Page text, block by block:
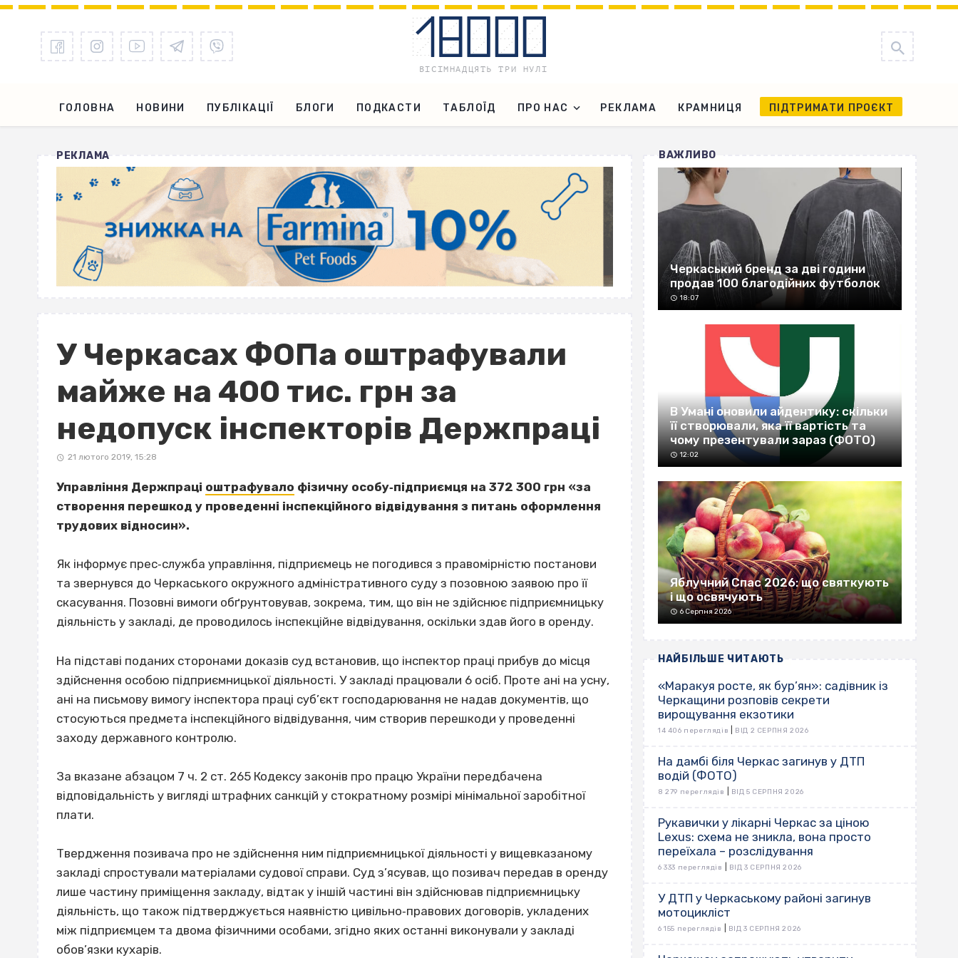
ГОЛОВНА НОВИНИ ПУБЛІКАЦІЇ БЛОГИ ПОДКАСТИ ТАБЛОЇД ПРО НАС РЕКЛАМА КРАМНИЦЯ ПІДТРИМАТИ ПРОЄКТ
РЕКЛАМА
У Черкасах ФОПа оштрафували
майже на 400 тис. грн за
недопуск інспекторів Держпраці
21 лютого 2019, 15:28
Управління Держпраці оштрафувало фізичну особу‐підприємця на 372 300 грн «за
створення перешкод у проведенні інспекційного відвідування з питань оформлення
трудових відносин».
Як інформує прес‐служба управління, підприємець не погодився з правомірністю постанови
та звернувся до Черкаського окружного адміністративного суду з позовною заявою про її
скасування. Позовні вимоги обґрунтовував, зокрема, тим, що він не здійснює підприємницьку
діяльність у закладі, де проводилось інспекційне відвідування, оскільки здав його в оренду.
На підставі поданих сторонами доказів суд встановив, що інспектор праці прибув до місця
здійснення особою підприємницької діяльності. У закладі працювали 6 осіб. Проте ані на усну,
ані на письмову вимогу інспектора праці суб’єкт господарювання не надав документів, що
стосуються предмета інспекційного відвідування, чим створив перешкоди у проведенні
заходу державного контролю.
За вказане абзацом 7 ч. 2 ст. 265 Кодексу законів про працю України передбачена
відповідальність у вигляді штрафних санкцій у стократному розмірі мінімальної заробітної
плати.
Твердження позивача про не здійснення ним підприємницької діяльності у вищевказаному
закладі спростували матеріалами судової справи. Суд з’ясував, що позивач передав в оренду
лише частину приміщення закладу, відтак у іншій частині він здійснював підприємницьку
діяльність, що також підтверджується наявністю цивільно‐правових договорів, укладених
між підприємцем та двома фізичними особами, згідно яких останні виконували у закладі
обов’язки кухарів.
ВАЖЛИВО
Черкаський бренд за дві години
продав 100 благодійних футболок
18:07
В Умані оновили айдентику: скільки
її створювали, яка її вартість та
чому презентували зараз (ФОТО)
12:02
Яблучний Спас 2026: що святкують
і що освячують
6 Серпня 2026
НАЙБІЛЬШЕ ЧИТАЮТЬ
«Маракуя росте, як бур’ян»: садівник із
Черкащини розповів секрети
вирощування екзотики
14 406 переглядів ВІД 2 СЕРПНЯ 2026
На дамбі біля Черкас загинув у ДТП
водій (ФОТО)
8 279 переглядів ВІД 5 СЕРПНЯ 2026
Рукавички у лікарні Черкас за ціною
Lexus: схема не зникла, вона просто
переїхала – розслідування
6 333 переглядів ВІД 3 СЕРПНЯ 2026
У ДТП у Черкаському районі загинув
мотоцикліст
6 155 переглядів ВІД 3 СЕРПНЯ 2026